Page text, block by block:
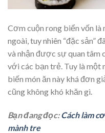
Cơm cuộn rong biển vốn
ngoài, tuy nhiên “đặc sản”
và nhận được sự quan tâm
với các bạn trẻ. Tuy là một
biến món ăn này khá đơn
cũng không khó khăn gì.
Bạn đang đọc:Cách làm
mành tre